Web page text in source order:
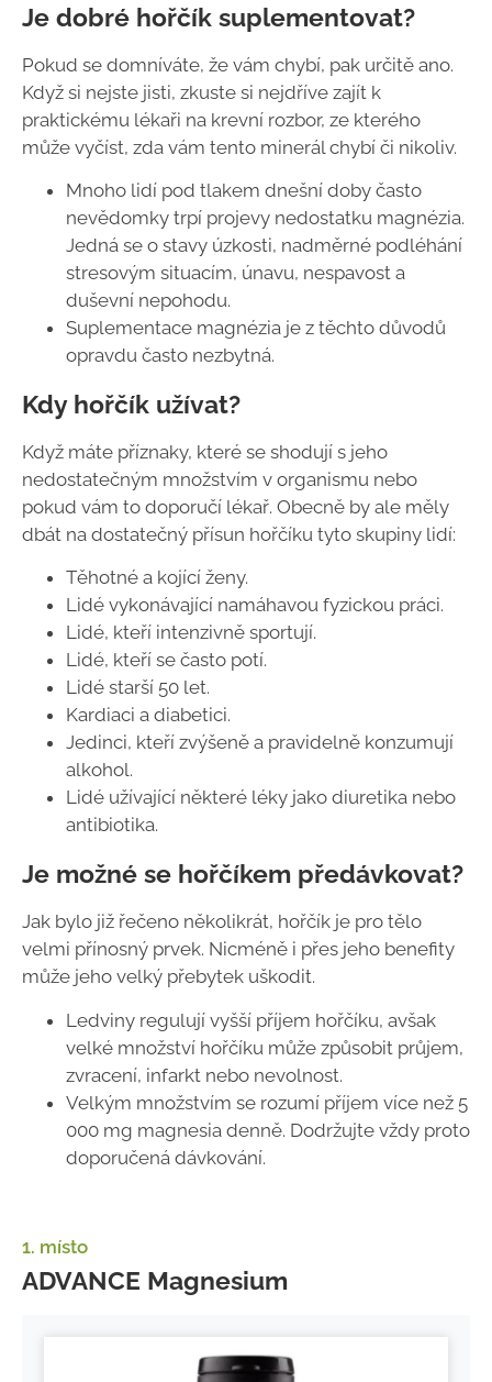
Je dobré hořčík suplementovat?
Pokud se domníváte, že vám chybí, pak určitě ano.
Když si nejste jisti, zkuste si nejdříve zajít k
praktickému lékaři na krevní rozbor, ze kterého
může vyčíst, zda vám tento minerál chybí či nikoliv.
Mnoho lidí pod tlakem dnešní doby často
nevědomky trpí projevy nedostatku magnézia.
Jedná se o stavy úzkosti, nadměrné podléhání
stresovým situacím, únavu, nespavost a
duševní nepohodu.
Suplementace magnézia je z těchto důvodů
opravdu často nezbytná.
Kdy hořčík užívat?
Když máte příznaky, které se shodují s jeho
nedostatečným množstvím v organismu nebo
pokud vám to doporučí lékař. Obecně by ale měly
dbát na dostatečný přísun hořčíku tyto skupiny lidí:
Těhotné a kojící ženy.
Lidé vykonávající namáhavou fyzickou práci.
Lidé, kteří intenzivně sportují.
Lidé, kteří se často potí.
Lidé starší 50 let.
Kardiaci a diabetici.
Jedinci, kteří zvýšeně a pravidelně konzumují
alkohol.
Lidé užívající některé léky jako diuretika nebo
antibiotika.
Je možné se hořčíkem předávkovat?
Jak bylo již řečeno několikrát, hořčík je pro tělo
velmi přínosný prvek. Nicméně i přes jeho benefity
může jeho velký přebytek uškodit.
Ledviny regulují vyšší příjem hořčíku, avšak
velké množství hořčíku může způsobit průjem,
zvracení, infarkt nebo nevolnost.
Velkým množstvím se rozumí příjem více než 5
000 mg magnesia denně. Dodržujte vždy proto
doporučená dávkování.
1. místo
ADVANCE Magnesium